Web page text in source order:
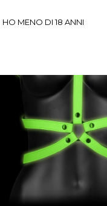
HO MENO DI 18 ANNI